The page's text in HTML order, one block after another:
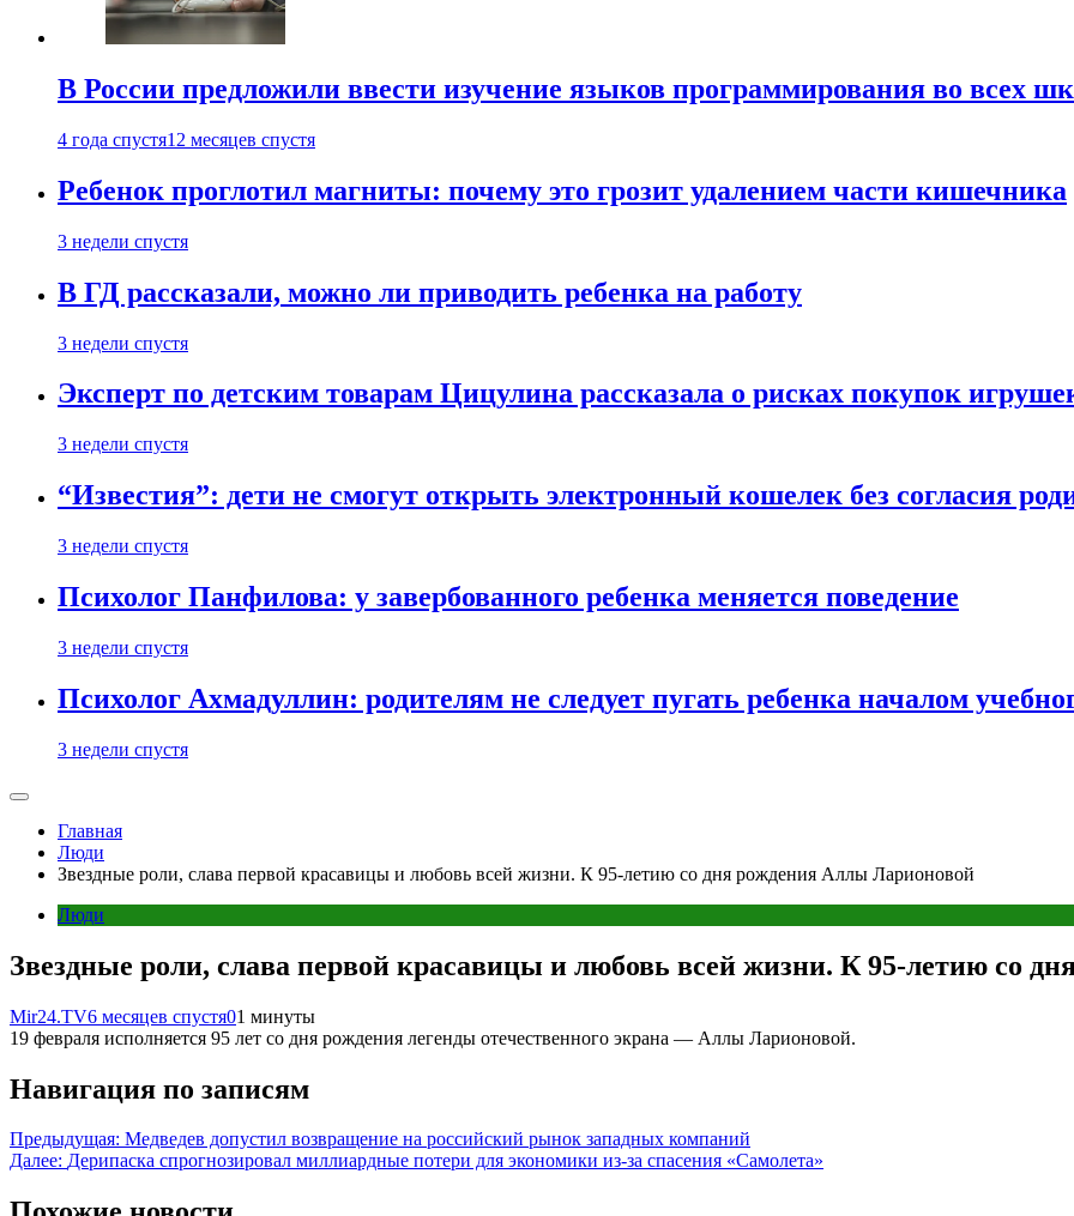
В России предложили ввести изучение языков программирования во всех
4 года спустя12 месяцев спустя
Ребенок проглотил магниты: почему это грозит удалением части кишечника
3 недели спустя
В ГД рассказали, можно ли приводить ребенка на работу
3 недели спустя
Эксперт по детским товарам Цицулина рассказала о рисках покупок
3 недели спустя
“Известия”: дети не смогут открыть электронный кошелек без согласия
3 недели спустя
Психолог Панфилова: у завербованного ребенка меняется поведение
3 недели спустя
Психолог Ахмадуллин: родителям не следует пугать ребенка началом
3 недели спустя
Главная
Люди
Звездные роли, слава первой красавицы и любовь всей жизни. К 95-летию со дня рождения Аллы Ларионовой
Люди
Звездные роли, слава первой красавицы и любовь всей жизни. К 95-летию со
Mir24.TV6 месяцев спустя01 минуты
19 февраля исполняется 95 лет со дня рождения легенды отечественного экрана — Аллы Ларионовой.
Навигация по записям
Предыдущая: Медведев допустил возвращение на российский рынок западных компаний
Далее: Дерипаска спрогнозировал миллиардные потери для экономики из-за спасения «Самолета»